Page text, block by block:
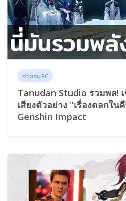
ข่าวเกม PC
Tanudan Studio รวมพล!
เสียงตัวอย่าง "เรื่องตลกใ
Genshin Impact